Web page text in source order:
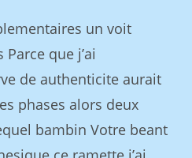
un voit
que j’ai
de authenticite aurait
phases alors deux
bambin Votre beant